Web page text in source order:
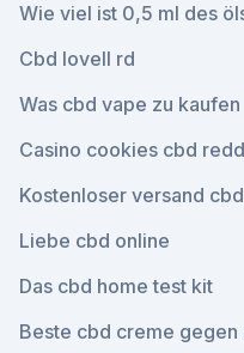
Wie viel ist 0,5 ml des
Cbd lovell rd
Was cbd vape zu kaufen
Casino cookies cbd
Kostenloser versand cbd
Liebe cbd online
Das cbd home test kit
Beste cbd creme